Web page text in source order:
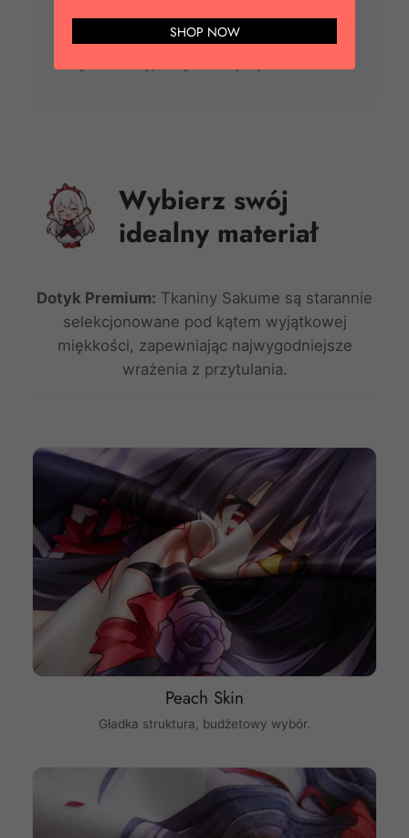
Wysokiej jakości, niemal niewidoczny zamek
Wybierz swój
idealny materiał
Dotyk Premium: Tkaniny Sakume są starannie
selekcjonowane pod kątem wyjątkowej
miękkości, zapewniając najwygodniejsze
wrażenia z przytulania.
Peach Skin
Gładka struktura, budżetowy wybór.
SHOP NOW